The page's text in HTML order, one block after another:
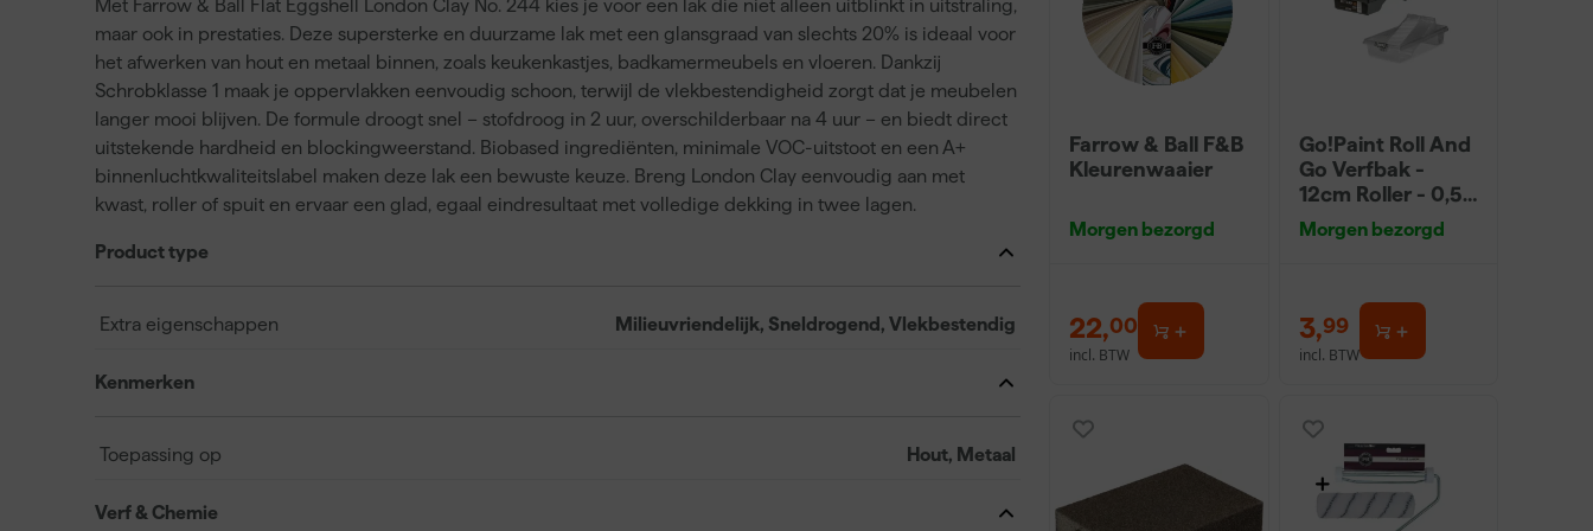
Met Farrow & Ball Flat Eggshell London Clay No. 244 kies je voor een lak die niet alleen uitblinkt in uitstraling,
maar ook in prestaties. Deze supersterke en duurzame lak met een glansgraad van slechts 20% is ideaal voor
het afwerken van hout en metaal binnen, zoals keukenkastjes, badkamermeubels en vloeren. Dankzij
Schrobklasse 1 maak je oppervlakken eenvoudig schoon, terwijl de vlekbestendigheid zorgt dat je meubelen
langer mooi blijven. De formule droogt snel – stofdroog in 2 uur, overschilderbaar na 4 uur – en biedt direct
uitstekende hardheid en blockingweerstand. Biobased ingrediënten, minimale VOC-uitstoot en een A+
binnenluchtkwaliteitslabel maken deze lak een bewuste keuze. Breng London Clay eenvoudig aan met
kwast, roller of spuit en ervaar een glad, egaal eindresultaat met volledige dekking in twee lagen.
Product type
Extra eigenschappen Milieuvriendelijk, Sneldrogend, Vlekbestendig
Kenmerken
Toepassing op Hout, Metaal
Verf & Chemie
Farrow & Ball F&B
Kleurenwaaier
Morgen bezorgd
22,00
incl. BTW
Go!Paint Roll And
Go Verfbak -
12cm Roller - 0,5L
+ 5 Inzetbakken
Morgen bezorgd
3,99
incl. BTW